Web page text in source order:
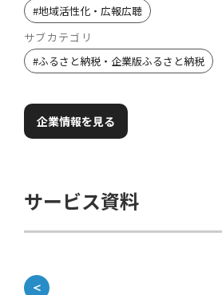
#地域活性化・広報広聴
サブカテゴリ
#ふるさと納税・企業版ふるさと納税
企業情報を見る
サービス資料
＜